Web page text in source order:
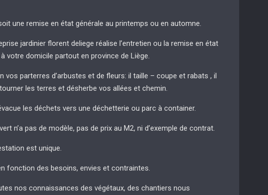
une remise en état générale au printemps ou en automne.
jardinier florent deliege réalise l’entretien ou la remise en état
votre domicile partout en province de Liège.
vos parterres d’arbustes et de fleurs: il taille – coupe et rabats , il
les terres et désherbe vos allées et chemin.
les déchets vers une déchetterie ou parc à container.
n’a pas de modèle, pas de prix au M2, ni d’exemple de contrat.
est unique.
fonction des besoins, envies et contraintes.
nos connaissances des végétaux, des chantiers nous